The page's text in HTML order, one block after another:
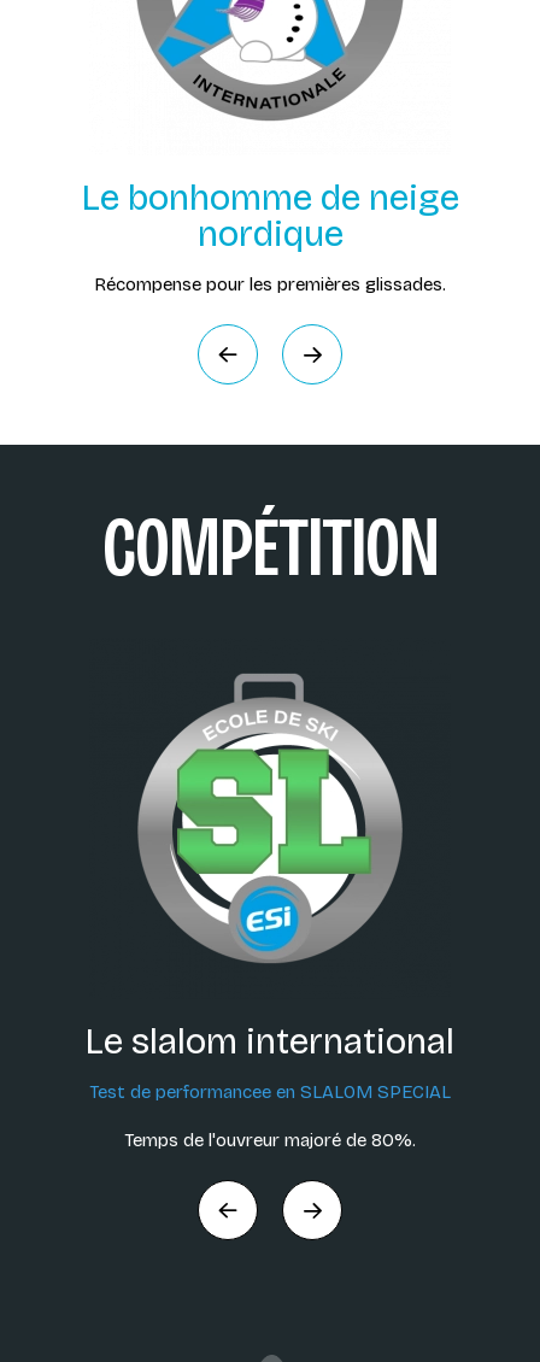
Le bonhomme de neige
nordique
Récompense pour les premières glissades.
PrécédentSuivant
COMPÉTITION
Le slalom international
Test de performancee en SLALOM SPECIAL
Temps de l'ouvreur majoré de 80%.
PrécédentSuivant